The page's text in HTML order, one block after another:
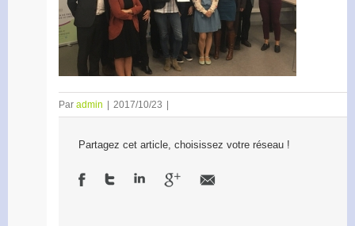
Par admin 2017/10/23
Partagez cet article, choisissez votre réseau !